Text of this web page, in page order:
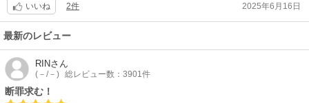
いいね 2件 2025年6月16日
最新のレビュー
RINさん
(－/－) 総レビュー数：3901件
断罪求む！